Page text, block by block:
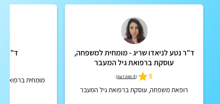
ד"ר נטע לניאדו שריג - מומחית למשפחה,
עוסקת ברפואת גיל המעבר
5
(5 חוות דעת )
רופאת משפחה, עוסקת ברפואת גיל המעבר
ד"ר
מומחית ברפואת